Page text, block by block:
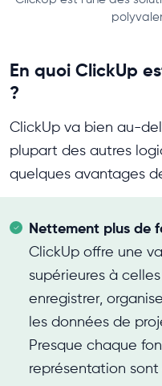
En quoi ClickUp
?
ClickUp va bien au-
plupart des autres
quelques avantages
Nettement plus de
ClickUp offre une
supérieures à
enregistrer,
les données de
Presque chaque
représentation